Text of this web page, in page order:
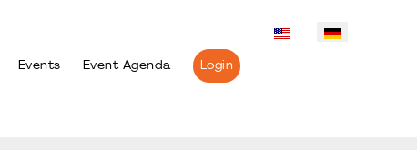
Events Event Agenda Login